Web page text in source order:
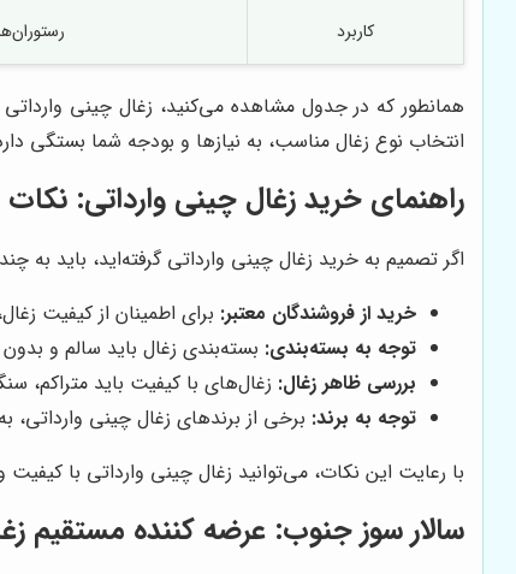
کاربرد
همانطور که در جدول مشاهده می‌کنید، زغال چینی وارداتی
انتخاب نوع زغال مناسب، به نیازها و بودجه شما بستگی
راهنمای خرید زغال چینی وارداتی:
اگر تصمیم به خرید زغال چینی وارداتی گرفته‌اید، باید
خرید از فروشندگان معتبر: برای اطمینان از کیفیت
توجه به بسته‌بندی: بسته‌بندی زغال باید سالم و
بررسی ظاهر زغال: زغال‌های با کیفیت باید
توجه به برند: برخی از برندهای زغال چینی
با رعایت این نکات، می‌توانید زغال چینی وارداتی با
سالار سوز جنوب: عرضه کننده مستقیم